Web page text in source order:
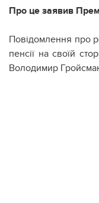
Про це заявив
Повідомлення про
пенсії на своїй
Володимир